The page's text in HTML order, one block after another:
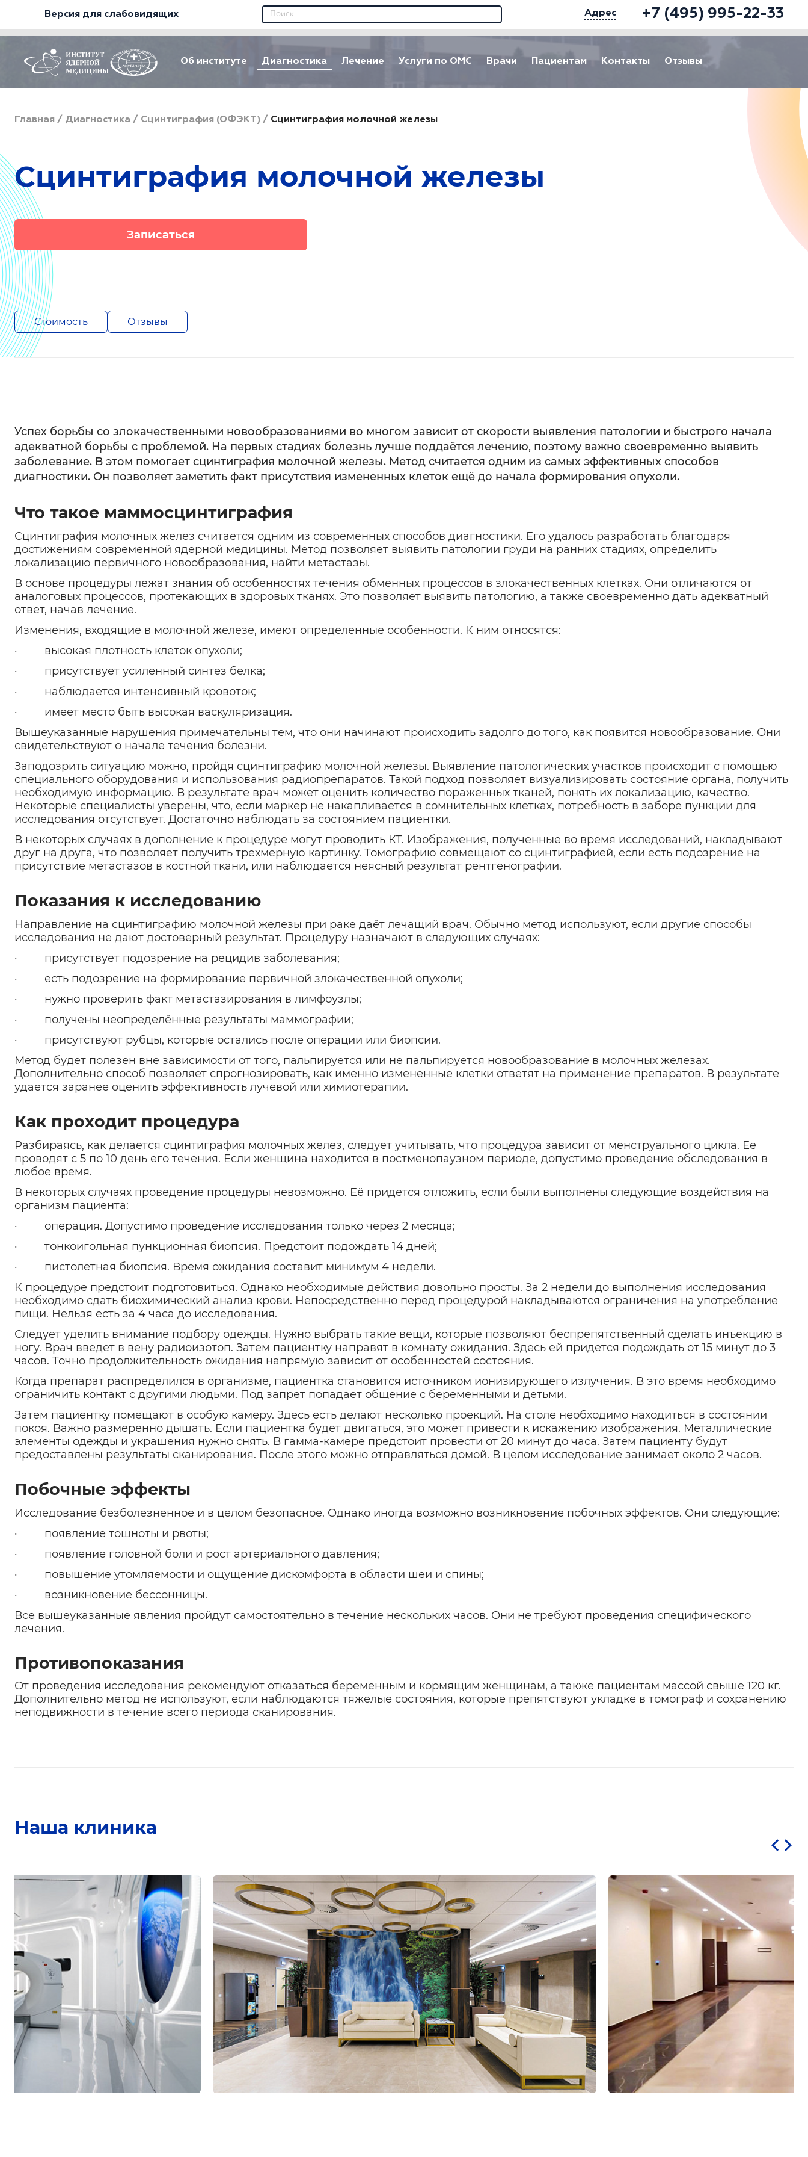
Версия для слабовидящих Адрес +7 (495) 995-22-33
Об институте Диагностика Лечение Услуги по ОМС Врачи Пациентам Контакты Отзывы
Главная / Диагностика / Сцинтиграфия (ОФЭКТ) / Сцинтиграфия молочной железы
Сцинтиграфия молочной железы
Записаться
Стоимость Отзывы
Успех борьбы со злокачественными новообразованиями во многом зависит от скорости выявления патологии и быстрого начала
адекватной борьбы с проблемой. На первых стадиях болезнь лучше поддаётся лечению, поэтому важно своевременно выявить
заболевание. В этом помогает сцинтиграфия молочной железы. Метод считается одним из самых эффективных способов
диагностики. Он позволяет заметить факт присутствия измененных клеток ещё до начала формирования опухоли.
Что такое маммосцинтиграфия
Сцинтиграфия молочных желез считается одним из современных способов диагностики. Его удалось разработать благодаря
достижениям современной ядерной медицины. Метод позволяет выявить патологии груди на ранних стадиях, определить
локализацию первичного новообразования, найти метастазы.
В основе процедуры лежат знания об особенностях течения обменных процессов в злокачественных клетках. Они отличаются от
аналоговых процессов, протекающих в здоровых тканях. Это позволяет выявить патологию, а также своевременно дать адекватный
ответ, начав лечение.
Изменения, входящие в молочной железе, имеют определенные особенности. К ним относятся:
· высокая плотность клеток опухоли;
· присутствует усиленный синтез белка;
· наблюдается интенсивный кровоток;
· имеет место быть высокая васкуляризация.
Вышеуказанные нарушения примечательны тем, что они начинают происходить задолго до того, как появится новообразование. Они
свидетельствуют о начале течения болезни.
Заподозрить ситуацию можно, пройдя сцинтиграфию молочной железы. Выявление патологических участков происходит с помощью
специального оборудования и использования радиопрепаратов. Такой подход позволяет визуализировать состояние органа, получить
необходимую информацию. В результате врач может оценить количество пораженных тканей, понять их локализацию, качество.
Некоторые специалисты уверены, что, если маркер не накапливается в сомнительных клетках, потребность в заборе пункции для
исследования отсутствует. Достаточно наблюдать за состоянием пациентки.
В некоторых случаях в дополнение к процедуре могут проводить КТ. Изображения, полученные во время исследований, накладывают
друг на друга, что позволяет получить трехмерную картинку. Томографию совмещают со сцинтиграфией, если есть подозрение на
присутствие метастазов в костной ткани, или наблюдается неясный результат рентгенографии.
Показания к исследованию
Направление на сцинтиграфию молочной железы при раке даёт лечащий врач. Обычно метод используют, если другие способы
исследования не дают достоверный результат. Процедуру назначают в следующих случаях:
· присутствует подозрение на рецидив заболевания;
· есть подозрение на формирование первичной злокачественной опухоли;
· нужно проверить факт метастазирования в лимфоузлы;
· получены неопределённые результаты маммографии;
· присутствуют рубцы, которые остались после операции или биопсии.
Метод будет полезен вне зависимости от того, пальпируется или не пальпируется новообразование в молочных железах.
Дополнительно способ позволяет спрогнозировать, как именно измененные клетки ответят на применение препаратов. В результате
удается заранее оценить эффективность лучевой или химиотерапии.
Как проходит процедура
Разбираясь, как делается сцинтиграфия молочных желез, следует учитывать, что процедура зависит от менструального цикла. Ее
проводят с 5 по 10 день его течения. Если женщина находится в постменопаузном периоде, допустимо проведение обследования в
любое время.
В некоторых случаях проведение процедуры невозможно. Её придется отложить, если были выполнены следующие воздействия на
организм пациента:
· операция. Допустимо проведение исследования только через 2 месяца;
· тонкоигольная пункционная биопсия. Предстоит подождать 14 дней;
· пистолетная биопсия. Время ожидания составит минимум 4 недели.
К процедуре предстоит подготовиться. Однако необходимые действия довольно просты. За 2 недели до выполнения исследования
необходимо сдать биохимический анализ крови. Непосредственно перед процедурой накладываются ограничения на употребление
пищи. Нельзя есть за 4 часа до исследования.
Следует уделить внимание подбору одежды. Нужно выбрать такие вещи, которые позволяют беспрепятственный сделать инъекцию в
ногу. Врач введет в вену радиоизотоп. Затем пациентку направят в комнату ожидания. Здесь ей придется подождать от 15 минут до 3
часов. Точно продолжительность ожидания напрямую зависит от особенностей состояния.
Когда препарат распределился в организме, пациентка становится источником ионизирующего излучения. В это время необходимо
ограничить контакт с другими людьми. Под запрет попадает общение с беременными и детьми.
Затем пациентку помещают в особую камеру. Здесь есть делают несколько проекций. На столе необходимо находиться в состоянии
покоя. Важно размеренно дышать. Если пациентка будет двигаться, это может привести к искажению изображения. Металлические
элементы одежды и украшения нужно снять. В гамма-камере предстоит провести от 20 минут до часа. Затем пациенту будут
предоставлены результаты сканирования. После этого можно отправляться домой. В целом исследование занимает около 2 часов.
Побочные эффекты
Исследование безболезненное и в целом безопасное. Однако иногда возможно возникновение побочных эффектов. Они следующие:
· появление тошноты и рвоты;
· появление головной боли и рост артериального давления;
· повышение утомляемости и ощущение дискомфорта в области шеи и спины;
· возникновение бессонницы.
Все вышеуказанные явления пройдут самостоятельно в течение нескольких часов. Они не требуют проведения специфического
лечения.
Противопоказания
От проведения исследования рекомендуют отказаться беременным и кормящим женщинам, а также пациентам массой свыше 120 кг.
Дополнительно метод не используют, если наблюдаются тяжелые состояния, которые препятствуют укладке в томограф и сохранению
неподвижности в течение всего периода сканирования.
Наша клиника